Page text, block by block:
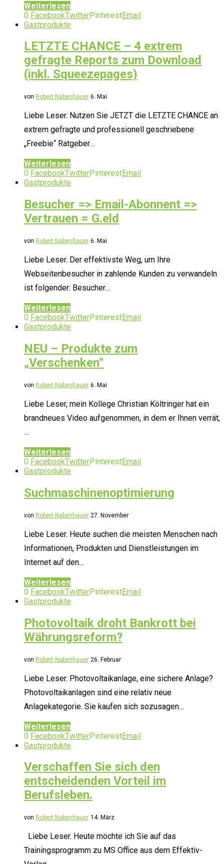
Weiterlesen
0 FacebookTwitterPinterestEmail
Gastprodukte
LETZTE CHANCE – 4 extrem
gefragte Reports zum Download
(inkl. Squeezepages)
von Robert Nabenhauer 6. Mai
Liebe Leser. Nutzen Sie JETZT die LETZTE CHANCE an
extrem gefragte und professionell geschriebene
„Freebie“ Ratgeber…
Weiterlesen
0 FacebookTwitterPinterestEmail
Gastprodukte
Besucher => Email-Abonnent =>
Vertrauen = G.eld
von Robert Nabenhauer 6. Mai
Liebe Leser. Der effektivste Weg, um Ihre
Webseitenbesucher in zahlende Kunden zu verwandeln
ist folgender: Besucher…
Weiterlesen
0 FacebookTwitterPinterestEmail
Gastprodukte
NEU – Produkte zum
„Verschenken“
von Robert Nabenhauer 6. Mai
Liebe Leser, mein Kollege Christian Költringer hat ein
brandneues Video aufgenommen, in dem er Ihnen verrät,
…
Weiterlesen
0 FacebookTwitterPinterestEmail
Gastprodukte
Suchmaschinenoptimierung
von Robert Nabenhauer 27. November
Liebe Leser. Heute suchen die meisten Menschen nach
Informationen, Produkten und Dienstleistungen im
Internet auf den…
Weiterlesen
0 FacebookTwitterPinterestEmail
Gastprodukte
Photovoltaik droht Bankrott bei
Währungsreform?
von Robert Nabenhauer 26. Februar
Liebe Leser. Photovoltaikanlage, eine sichere Anlage?
Photovoltaikanlagen sind eine relativ neue
Anlagekategorie. Sie kaufen sich sozusagen…
Weiterlesen
0 FacebookTwitterPinterestEmail
Gastprodukte
Verschaffen Sie sich den
entscheidenden Vorteil im
Berufsleben.
von Robert Nabenhauer 14. März
Liebe Leser. Heute möchte ich Sie auf das
Trainingsprogramm zu MS Office aus dem Effektiv-